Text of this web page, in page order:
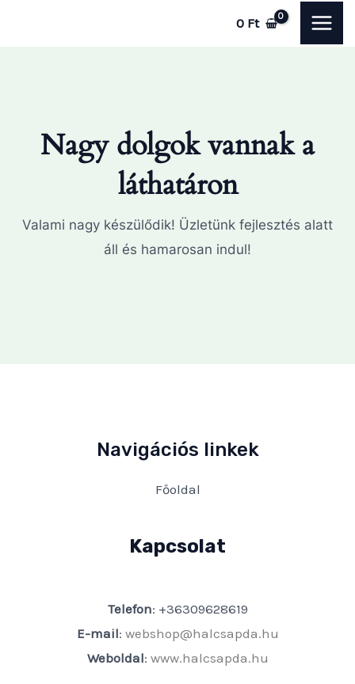
0 Ft
Nagy dolgok vannak a
láthatáron
Valami nagy készülődik! Üzletünk fejlesztés alatt
áll és hamarosan indul!
Navigációs linkek
Főoldal
Kapcsolat
Telefon: +36309628619
E-mail: webshop@halcsapda.hu
Weboldal: www.halcsapda.hu